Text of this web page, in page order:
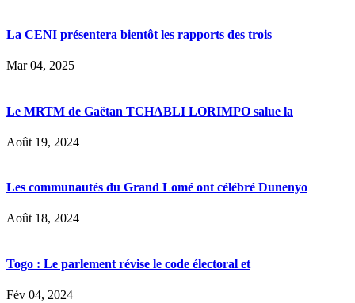
La CENI présentera bientôt les rapports des trois
Mar 04, 2025
Le MRTM de Gaëtan TCHABLI LORIMPO salue la
Août 19, 2024
Les communautés du Grand Lomé ont célébré Dunenyo
Août 18, 2024
Togo : Le parlement révise le code électoral et
Fév 04, 2024